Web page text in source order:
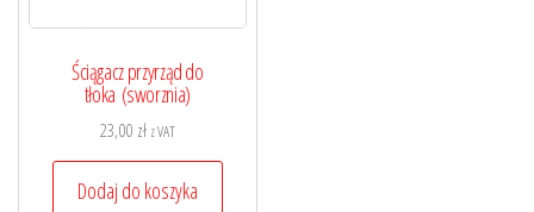
Ściągacz przyrząd do
tłoka (sworznia)
23,00 zł z VAT
Dodaj do koszyka